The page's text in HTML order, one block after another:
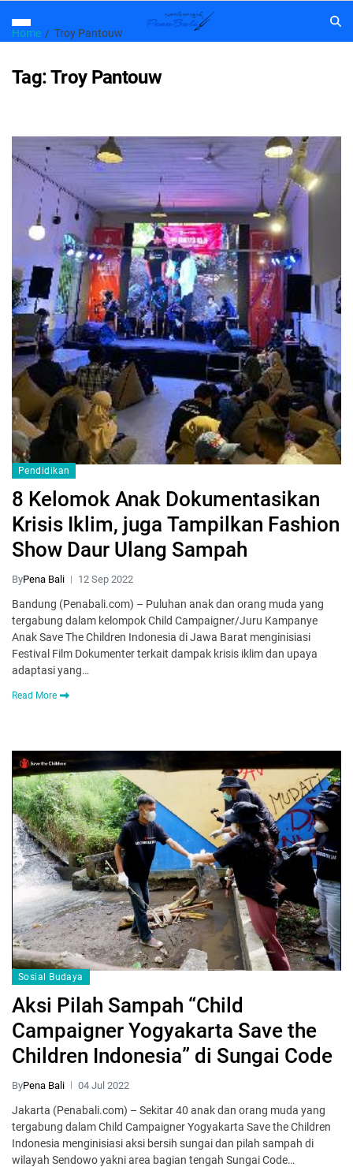
Home Troy Pantouw
Tag:Troy Pantouw
Pendidikan
8 Kelomok Anak Dokumentasikan
Krisis Iklim, juga Tampilkan Fashion
Show Daur Ulang Sampah
ByPena Bali 12 Sep 2022
Bandung (Penabali.com) – Puluhan anak dan orang muda yang
tergabung dalam kelompok Child Campaigner/Juru Kampanye
Anak Save The Children Indonesia di Jawa Barat menginisiasi
Festival Film Dokumenter terkait dampak krisis iklim dan upaya
adaptasi yang…
Read More
Sosial Budaya
Aksi Pilah Sampah “Child
Campaigner Yogyakarta Save the
Children Indonesia” di Sungai Code
ByPena Bali 04 Jul 2022
Jakarta (Penabali.com) – Sekitar 40 anak dan orang muda yang
tergabung dalam Child Campaigner Yogyakarta Save the Children
Indonesia menginisiasi aksi bersih sungai dan pilah sampah di
wilayah Sendowo yakni area bagian tengah Sungai Code…